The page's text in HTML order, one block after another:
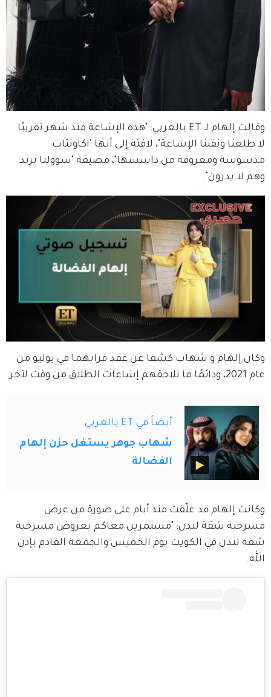
وقالت إلهام لـ ET بالعربي: "هذه الإشاعة منذ شهر تقريبًا
لا طلعنا ونفينا الإشاعة"، لافتة إلى أنها "اكاونتات
مدسوسة ومعروفة من داسسها"، مضيفة "سوولنا ترند
وهم لا يدرون".
وكان إلهام و شهاب كشفا عن عقد قرانهما في يوليو من
عام 2021، ودائمًا ما تلاحقهم إشاعات الطلاق من وقت لآخر.
أيضاً في ET بالعربي
شهاب جوهر يستغل حزن إلهام
الفضالة
وكانت إلهام قد علّقت منذ أيام على صورة من عرض
مسرحية شقة لندن: "مستمرين معاكم بعروض مسرحية
شقة لندن في الكويت يوم الخميس والجمعة القادم بإذن
الله.